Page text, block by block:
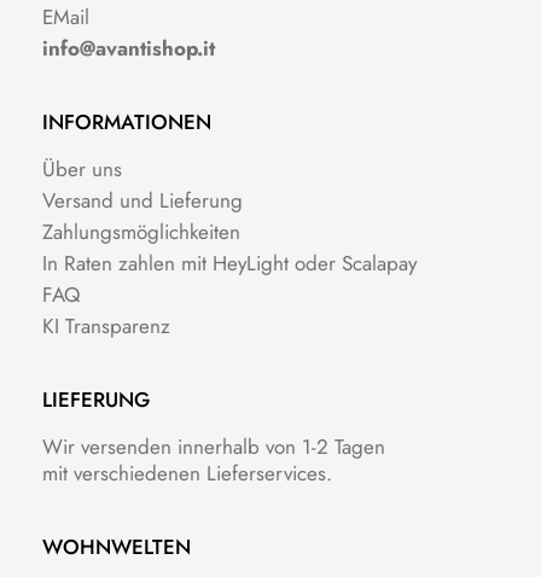
EMail
info@avantishop.it
INFORMATIONEN
Über uns
Versand und Lieferung
Zahlungsmöglichkeiten
In Raten zahlen mit HeyLight oder Scalapay
FAQ
KI Transparenz
LIEFERUNG
Wir versenden innerhalb von 1-2 Tagen
mit verschiedenen Lieferservices.
WOHNWELTEN